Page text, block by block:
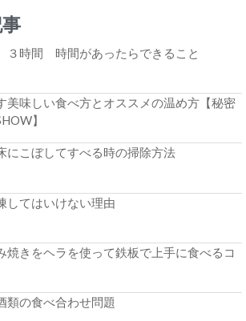
３時間 時間があったらできること
美味しい食べ方とオススメの温め方【秘密
】
にこぼしてすべる時の掃除方法
してはいけない理由
焼きをヘラを使って鉄板で上手に食べるコ
類の食べ合わせ問題